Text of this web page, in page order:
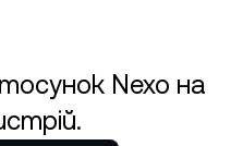
Nexo на